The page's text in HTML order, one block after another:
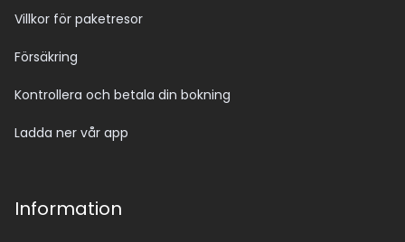
Villkor för paketresor
Försäkring
Kontrollera och betala din bokning
Ladda ner vår app
Information